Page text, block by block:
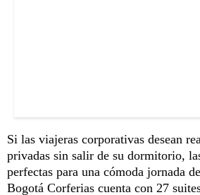
Si las viajeras corporativas desean
privadas sin salir de su dormitorio,
perfectas para una cómoda jornada
Bogotá Corferias cuenta con 27